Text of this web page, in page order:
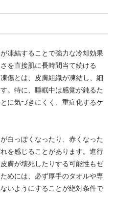
凍結することで強力な冷却効果
を直接肌に長時間当て続ける
傷とは、皮膚組織が凍結し、細
。特に、睡眠中は感覚が鈍るた
に気づきにくく、重症化するケ
白っぽくなったり、赤くなった
を感じることがあります。進行
膚が壊死したりする可能性もゼ
めには、必ず厚手のタオルや専
いようにすることが絶対条件で